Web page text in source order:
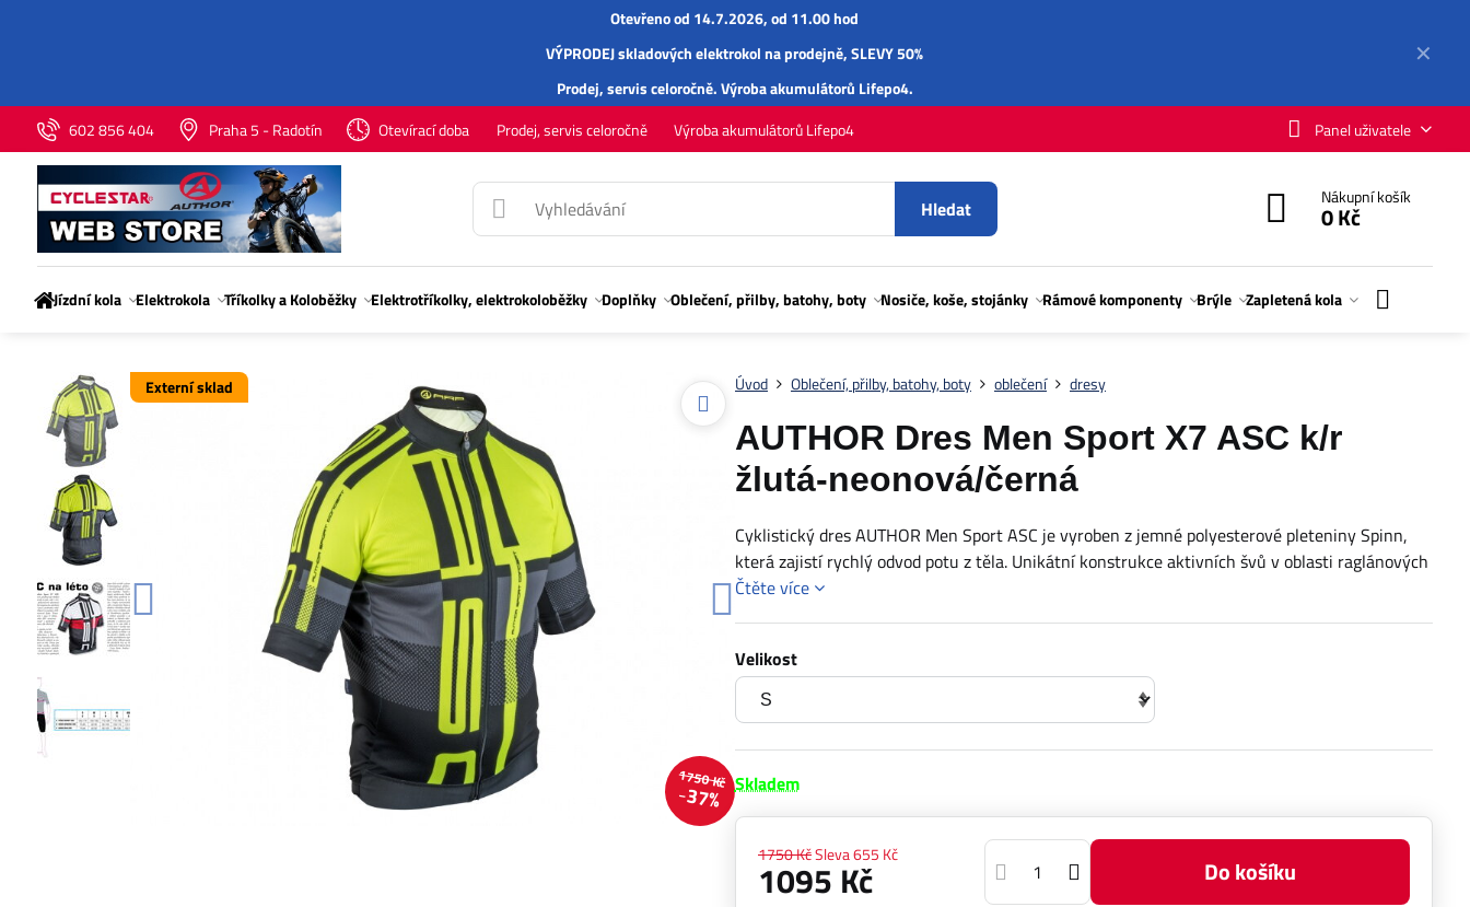
✕
Otevřeno od 14.7.2026, od 11.00 hod
VÝPRODEJ skladových elektrokol na prodejně, SLEVY 50%
Prodej,servisceloročně.Výroba akumulátorů Lifepo4.
602 856 404
Praha 5 - Radotín Otevírací doba Prodej, servis celoročně Výroba akumulátorů Lifepo4 Panel uživatele
Hledat Nákupní košík
0 Kč
Jízdní kola Elektrokola Tříkolky a Koloběžky Elektrotříkolky, elektrokoloběžky Doplňky Oblečení, přilby, batohy, boty Nosiče, koše, stojánky Rámové komponenty Brýle Zapletená kola
Externí sklad
1750 Kč
37%
Úvod Oblečení, přilby, batohy, boty oblečení dresy
AUTHOR Dres Men Sport X7 ASC k/r
žlutá-neonová/černá
Cyklistický dres AUTHOR Men Sport ASC je vyroben z jemné polyesterové pleteniny Spinn,
která zajistí rychlý odvod potu z těla. Unikátní konstrukce aktivních švů v oblasti raglánových
Čtěte více
Velikost
Skladem
1750 KčSleva655 Kč
1095 Kč Do košíku